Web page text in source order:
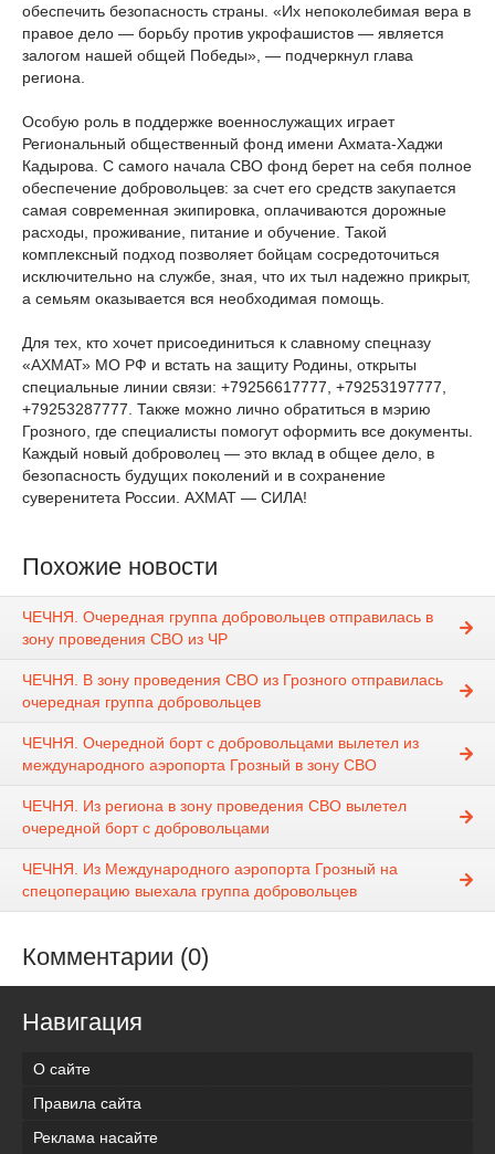
обеспечить безопасность страны. «Их непоколебимая вера в
правое дело — борьбу против укрофашистов — является
залогом нашей общей Победы», — подчеркнул глава
региона.
Особую роль в поддержке военнослужащих играет
Региональный общественный фонд имени Ахмата-Хаджи
Кадырова. С самого начала СВО фонд берет на себя полное
обеспечение добровольцев: за счет его средств закупается
самая современная экипировка, оплачиваются дорожные
расходы, проживание, питание и обучение. Такой
комплексный подход позволяет бойцам сосредоточиться
исключительно на службе, зная, что их тыл надежно прикрыт,
а семьям оказывается вся необходимая помощь.
Для тех, кто хочет присоединиться к славному спецназу
«АХМАТ» МО РФ и встать на защиту Родины, открыты
специальные линии связи: +79256617777, +79253197777,
+79253287777. Также можно лично обратиться в мэрию
Грозного, где специалисты помогут оформить все документы.
Каждый новый доброволец — это вклад в общее дело, в
безопасность будущих поколений и в сохранение
суверенитета России. АХМАТ — СИЛА!
Похожие новости
ЧЕЧНЯ. Очередная группа добровольцев отправилась в
зону проведения СВО из ЧР
ЧЕЧНЯ. В зону проведения СВО из Грозного отправилась
очередная группа добровольцев
ЧЕЧНЯ. Очередной борт с добровольцами вылетел из
международного аэропорта Грозный в зону СВО
ЧЕЧНЯ. Из региона в зону проведения СВО вылетел
очередной борт с добровольцами
ЧЕЧНЯ. Из Международного аэропорта Грозный на
спецоперацию выехала группа добровольцев⠀
Комментарии (0)
Навигация
О сайте
Правила сайта
Реклама насайте